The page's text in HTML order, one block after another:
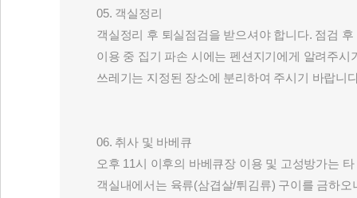
05. 객실정리
객실정리 후 퇴실점검을 받으셔야 합니다. 점검
이용 중 집기 파손 시에는 펜션지기에게 알려주시
쓰레기는 지정된 장소에 분리하여 주시기 바랍니
06. 취사 및 바베큐
오후 11시 이후의 바베큐장 이용 및 고성방가는
객실내에서는 육류(삼겹살/튀김류) 구이를 금하